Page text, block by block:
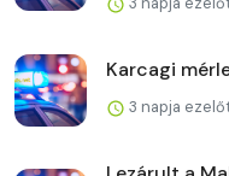
Karcagi
3 napja